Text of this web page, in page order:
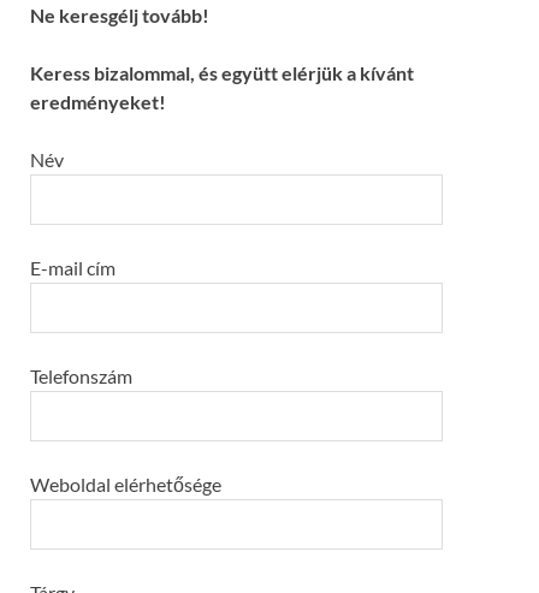
Ne keresgélj tovább!
Keress bizalommal, és együtt elérjük a kívánt
eredményeket!
Név
E-mail cím
Telefonszám
Weboldal elérhetősége